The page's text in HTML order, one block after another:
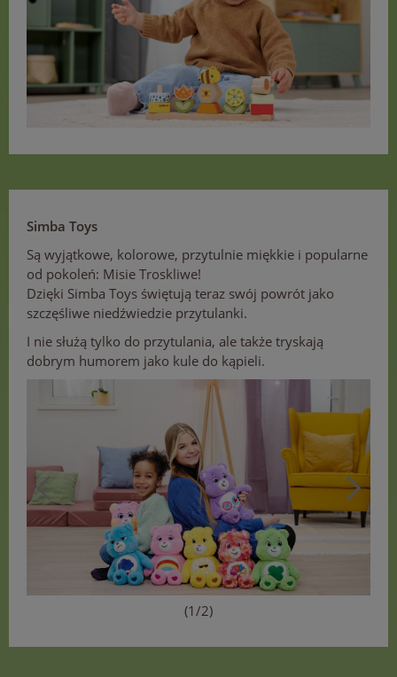
Simba Toys
Są wyjątkowe, kolorowe, przytulnie miękkie i popularne
od pokoleń: Misie Troskliwe!
Dzięki Simba Toys świętują teraz swój powrót jako
szczęśliwe niedźwiedzie przytulanki.
I nie służą tylko do przytulania, ale także tryskają
dobrym humorem jako kule do kąpieli.
(1/2)